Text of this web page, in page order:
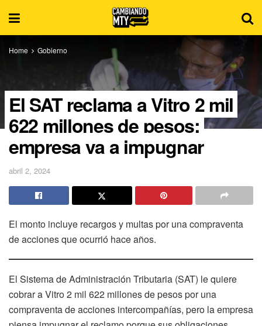
Home Gobierno
El SAT reclama a Vitro 2 mil
622 millones de pesos;
empresa va a impugnar
abril 2, 2024
El monto incluye recargos y multas por una compraventa
de acciones que ocurrió hace años.
El Sistema de Administración Tributaria (SAT) le quiere
cobrar a Vitro 2 mil 622 millones de pesos por una
compraventa de acciones intercompañías, pero la empresa